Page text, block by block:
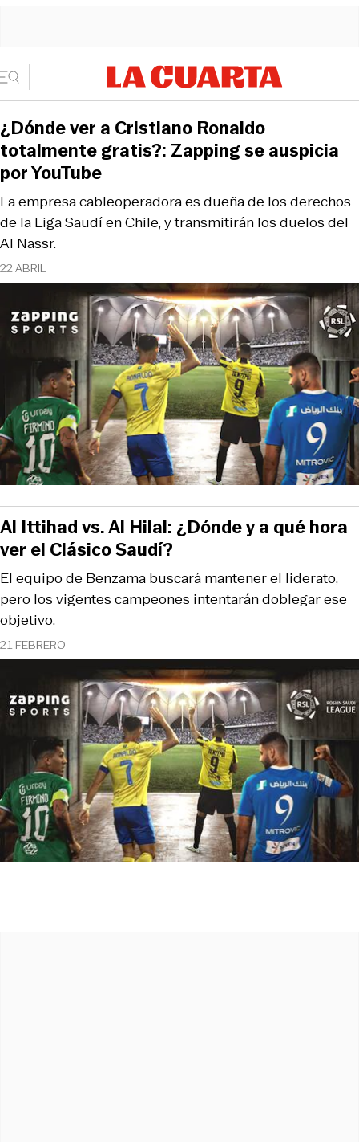
22 ABRIL
La empresa cableoperadora es dueña de los derechos
de la Liga Saudí en Chile, y transmitirán los duelos del
Al Nassr.
¿Dónde ver a Cristiano Ronaldo
totalmente gratis?: Zapping se auspicia
por YouTube
21 FEBRERO
El equipo de Benzama buscará mantener el liderato,
pero los vigentes campeones intentarán doblegar ese
objetivo.
Al Ittihad vs. Al Hilal: ¿Dónde y a qué hora
ver el Clásico Saudí?